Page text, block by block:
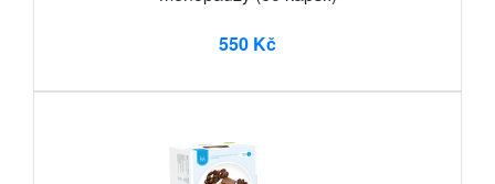
550 Kč